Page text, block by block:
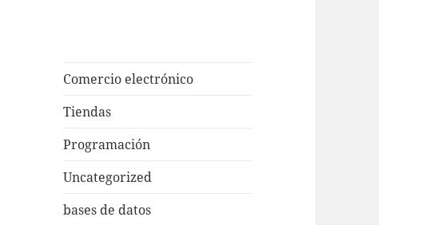
Comercio electrónico
Tiendas
Programación
Uncategorized
bases de datos